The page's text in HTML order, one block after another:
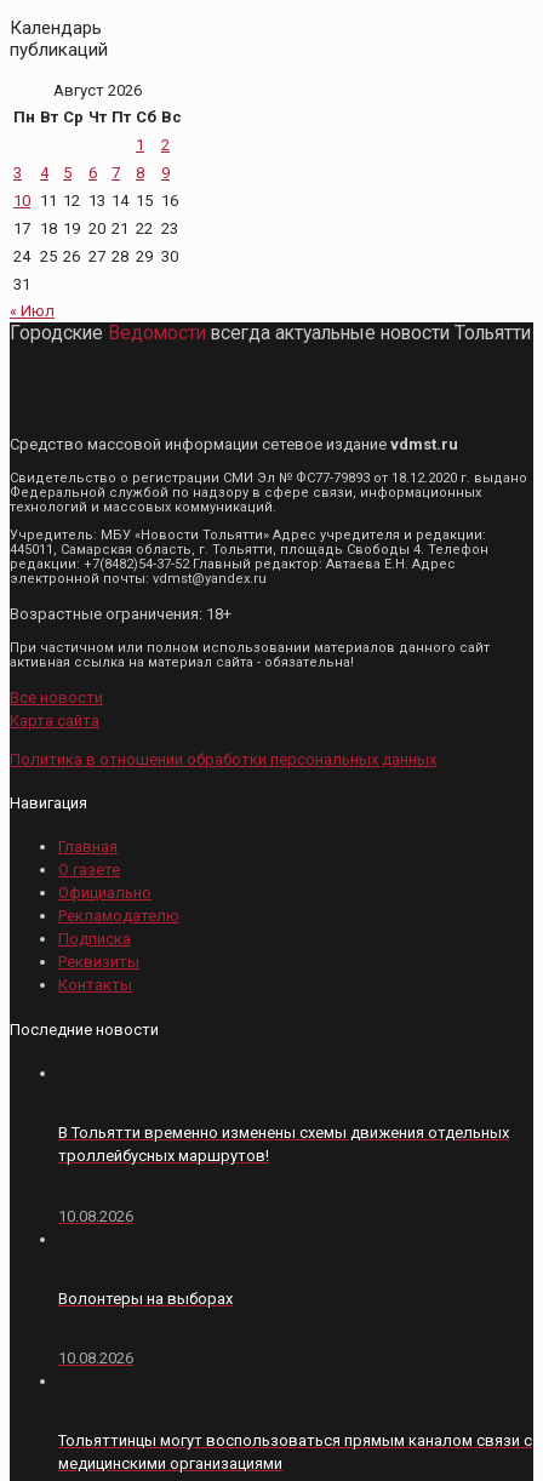
Календарь
публикаций
Август 2026
Пн Вт Ср Чт Пт Сб Вс
1
2
3
4 5 6 7 8
9
10 11 12 13 14 15 16
17 18 19 20 21 22 23
24 25 26 27 28 29 30
31
« Июл
Городские Ведомости всегда актуальные новости Тольятти
Средство массовой информации сетевое издание vdmst.ru
Свидетельство о регистрации СМИ Эл № ФС77-79893 от 18.12.2020 г. выдано
Федеральной службой по надзору в сфере связи, информационных
технологий и массовых коммуникаций.
Учредитель: МБУ «Новости Тольятти» Адрес учредителя и редакции:
445011, Самарская область, г. Тольятти, площадь Свободы 4. Телефон
редакции: +7(8482)54-37-52 Главный редактор: Автаева Е.Н. Адрес
электронной почты: vdmst@yandex.ru
Возрастные ограничения: 18+
При частичном или полном использовании материалов данного сайт
активная ссылка на материал сайта - обязательна!
Все новости
Карта сайта
Политика в отношении обработки персональных данных
Навигация
Главная
О газете
Официально
Рекламодателю
Подписка
Реквизиты
Контакты
Последние новости
В Тольятти временно изменены схемы движения отдельных
троллейбусных маршрутов!
10.08.2026
Волонтеры на выборах
10.08.2026
Тольяттинцы могут воспользоваться прямым каналом связи с
медицинскими организациями